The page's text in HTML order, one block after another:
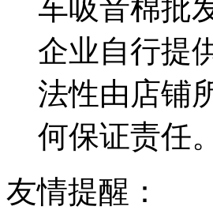
车吸音棉批
企业自行提
法性由店铺
何保证责任。
友情提醒：